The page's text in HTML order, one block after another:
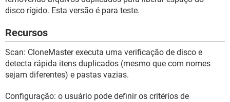
GUIA DE COMPRAS
disco rígido. Esta versão é para teste.
Recursos
Scan: CloneMaster executa uma verificação de disco e
detecta rápida itens duplicados (mesmo que com nomes
sejam diferentes) e pastas vazias.
Configuração: o usuário pode definir os critérios de